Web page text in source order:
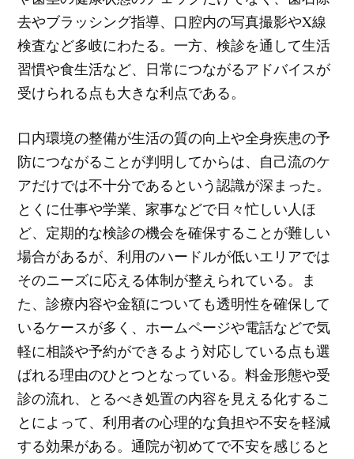
去やブラッシング指導、口腔内の写真撮影やX線
検査など多岐にわたる。一方、検診を通して生活
習慣や食生活など、日常につながるアドバイスが
受けられる点も大きな利点である。
口内環境の整備が生活の質の向上や全身疾患の予
防につながることが判明してからは、自己流のケ
アだけでは不十分であるという認識が深まった。
とくに仕事や学業、家事などで日々忙しい人ほ
ど、定期的な検診の機会を確保することが難しい
場合があるが、利用のハードルが低いエリアでは
そのニーズに応える体制が整えられている。ま
た、診療内容や金額についても透明性を確保して
いるケースが多く、ホームページや電話などで気
軽に相談や予約ができるよう対応している点も選
ばれる理由のひとつとなっている。料金形態や受
診の流れ、とるべき処置の内容を見える化するこ
とによって、利用者の心理的な負担や不安を軽減
する効果がある。通院が初めてで不安を感じると